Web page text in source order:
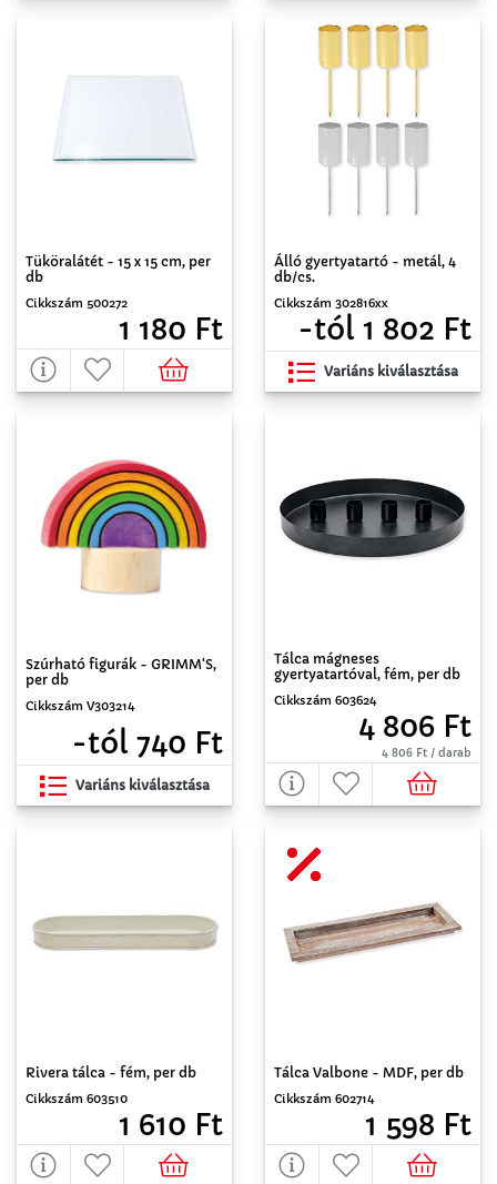
Tüköralátét - 15 x 15 cm, per
db
Cikkszám 500272
1 180 Ft
Álló gyertyatartó - metál, 4
db/cs.
Cikkszám 302816xx
-tól 1 802 Ft
Variáns kiválasztása
Szúrható figurák - GRIMM‘S,
per db
Cikkszám V303214
-tól 740 Ft
Variáns kiválasztása
Tálca mágneses
gyertyatartóval, fém, per db
Cikkszám 603624
4 806 Ft
4 806 Ft / darab
Rivera tálca - fém, per db
Cikkszám 603510
1 610 Ft
Tálca Valbone - MDF, per db
Cikkszám 602714
1 598 Ft